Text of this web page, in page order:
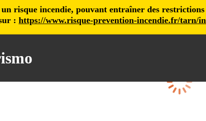
risque incendie, pouvant entraîner des
: https://www.risque-prevention-incendie.fr/tarn/
Cargando